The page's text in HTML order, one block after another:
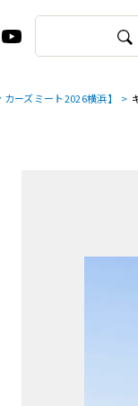
ーズミート2026横浜】